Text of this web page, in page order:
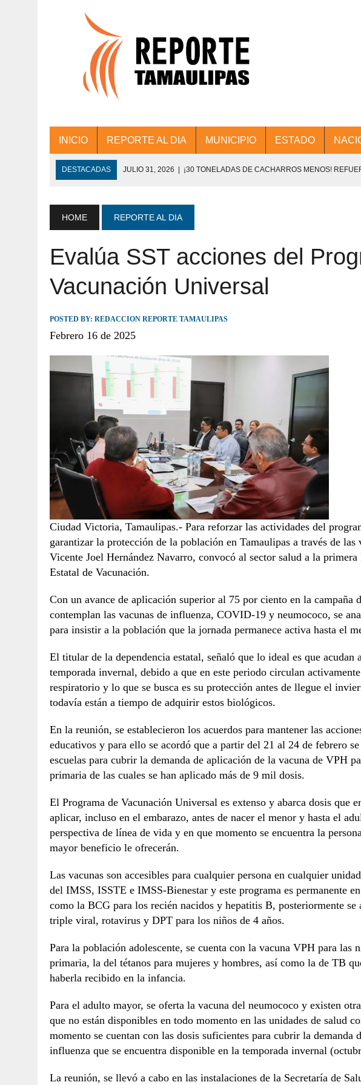
INICIO REPORTE AL DIA MUNICIPIO ESTADO
DESTACADAS JULIO 31, 2026 | ¡30 TONELADAS DE CACHARROS MENOS!
JULIO 30, 2026 | 💧🚰 ¡AGUA PARA LA COMUNIDAD!
JULIO 30, 2026 ¡TRABAJO EN EQUIPO Y RESULTADOS! ENCABEZA BETO
JULIO 30, 2026 | TAMAULIPAS TE INVITA A DESCUBRIR EL ENCANTO DE LAS PLAYAS
HOME REPORTE AL DIA
Evalúa SST acciones del
Vacunación Universal
POSTED BY: REDACCION REPORTE TAMAULIPAS
Febrero 16 de 2025
Ciudad Victoria, Tamaulipas.- Para reforzar las actividades del
garantizar la protección de la población en Tamaulipas a través de las
Vicente Joel Hernández Navarro, convocó al sector salud a la
Estatal de Vacunación.
Con un avance de aplicación superior al 75 por ciento en la campaña
contemplan las vacunas de influenza, COVID-19 y neumococo, se
para insistir a la población que la jornada permanece activa hasta el
El titular de la dependencia estatal, señaló que lo ideal es que acudan
temporada invernal, debido a que en este periodo circulan
respiratorio y lo que se busca es su protección antes de llegue el
todavía están a tiempo de adquirir estos biológicos.
En la reunión, se establecieron los acuerdos para mantener las
educativos y para ello se acordó que a partir del 21 al 24 de febrero
escuelas para cubrir la demanda de aplicación de la vacuna de VPH
primaria de las cuales se han aplicado más de 9 mil dosis.
El Programa de Vacunación Universal es extenso y abarca dosis que
aplicar, incluso en el embarazo, antes de nacer el menor y hasta el
perspectiva de línea de vida y en que momento se encuentra la
mayor beneficio le ofrecerán.
Las vacunas son accesibles para cualquier persona en cualquier
del IMSS, ISSTE e IMSS-Bienestar y este programa es permanente
como la BCG para los recién nacidos y hepatitis B, posteriormente se
triple viral, rotavirus y DPT para los niños de 4 años.
Para la población adolescente, se cuenta con la vacuna VPH para las
primaria, la del tétanos para mujeres y hombres, así como la de TB
haberla recibido en la infancia.
Para el adulto mayor, se oferta la vacuna del neumococo y existen
que no están disponibles en todo momento en las unidades de salud
momento se cuentan con las dosis suficientes para cubrir la demanda
influenza que se encuentra disponible en la temporada invernal
La reunión, se llevó a cabo en las instalaciones de la Secretaría de